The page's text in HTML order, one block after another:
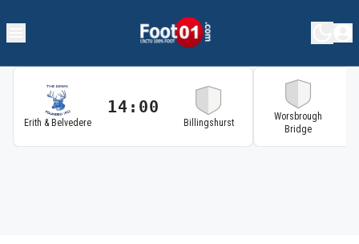
Erith & Belvedere
14:00
Billingshurst
Worsbrough
Bridge